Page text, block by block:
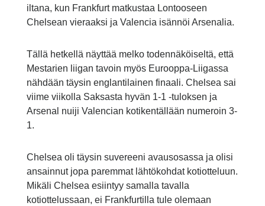
iltana, kun Frankfurt matkustaa Lontooseen
Chelsean vieraaksi ja Valencia isännöi Arsenalia.
Tällä hetkellä näyttää melko todennäköiseltä, että
Mestarien liigan tavoin myös Eurooppa-Liigassa
nähdään täysin englantilainen finaali. Chelsea sai
viime viikolla Saksasta hyvän 1-1 -tuloksen ja
Arsenal nuiji Valencian kotikentällään numeroin 3-
1.
Chelsea oli täysin suvereeni avausosassa ja olisi
ansainnut jopa paremmat lähtökohdat kotiotteluun.
Mikäli Chelsea esiintyy samalla tavalla
kotiottelussaan, ei Frankfurtilla tule olemaan